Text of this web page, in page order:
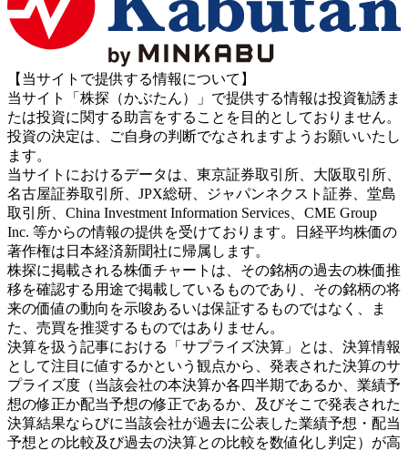
【当サイトで提供する情報について】
当サイト「株探（かぶたん）」で提供する情報は投資勧誘ま
たは投資に関する助言をすることを目的としておりません。
投資の決定は、ご自身の判断でなされますようお願いいたし
ます。
当サイトにおけるデータは、東京証券取引所、大阪取引所、
名古屋証券取引所、JPX総研、ジャパンネクスト証券、堂島
取引所、China Investment Information Services、CME Group
Inc. 等からの情報の提供を受けております。日経平均株価の
著作権は日本経済新聞社に帰属します。
株探に掲載される株価チャートは、その銘柄の過去の株価推
移を確認する用途で掲載しているものであり、その銘柄の将
来の価値の動向を示唆あるいは保証するものではなく、ま
た、売買を推奨するものではありません。
決算を扱う記事における「サプライズ決算」とは、決算情報
として注目に値するかという観点から、発表された決算のサ
プライズ度（当該会社の本決算か各四半期であるか、業績予
想の修正か配当予想の修正であるか、及びそこで発表された
決算結果ならびに当該会社が過去に公表した業績予想・配当
予想との比較及び過去の決算との比較を数値化し判定）が高